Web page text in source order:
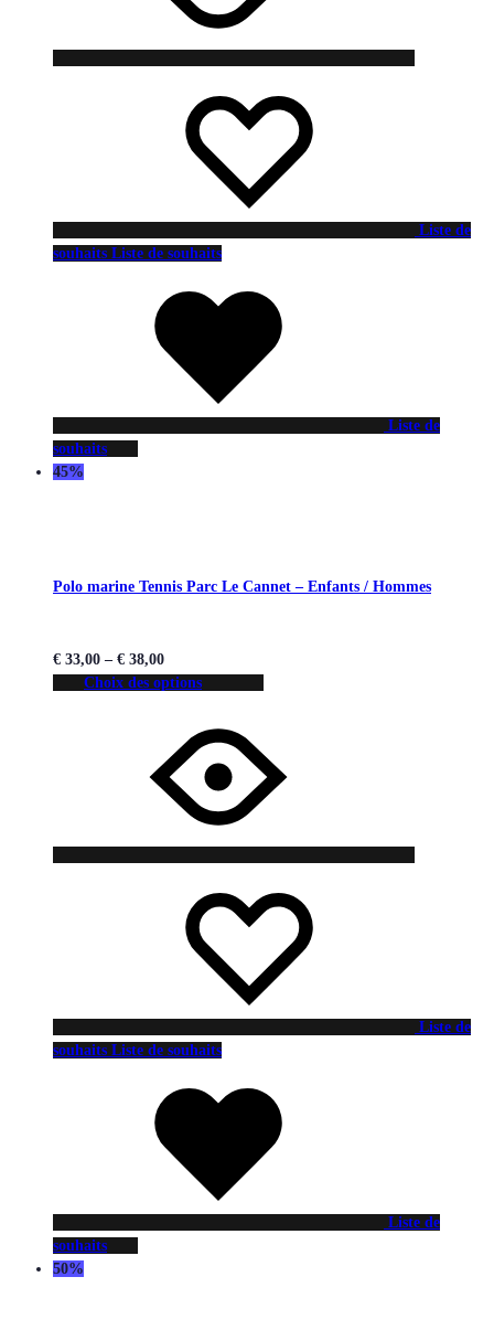
Liste de
souhaits Liste de souhaits
Liste de
souhaits
45%
Polo marine Tennis Parc Le Cannet – Enfants / Hommes
€ 33,00 – € 38,00
Choix des options
Liste de
souhaits Liste de souhaits
Liste de
souhaits
50%